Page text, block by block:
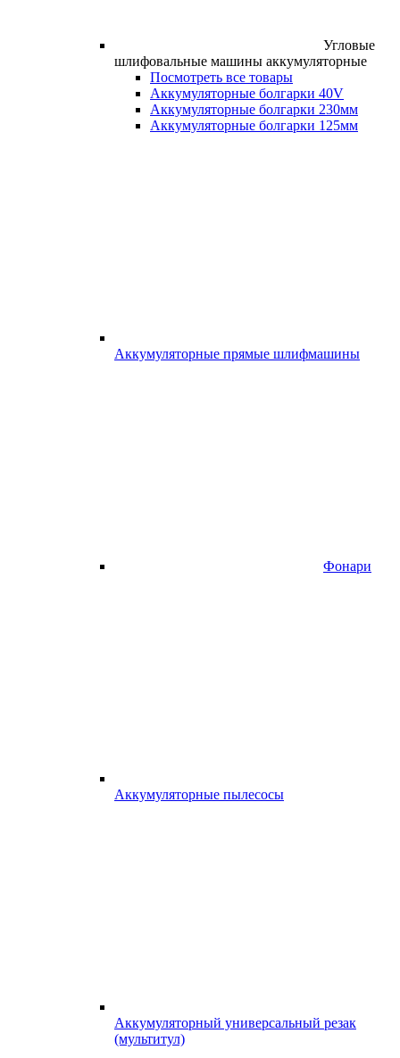
Угловые
шлифовальные машины аккумуляторные
Посмотреть все товары
Аккумуляторные болгарки 40V
Аккумуляторные болгарки 230мм
Аккумуляторные болгарки 125мм
Аккумуляторные прямые шлифмашины
Фонари
Аккумуляторные пылесосы
Аккумуляторный универсальный резак
(мультитул)